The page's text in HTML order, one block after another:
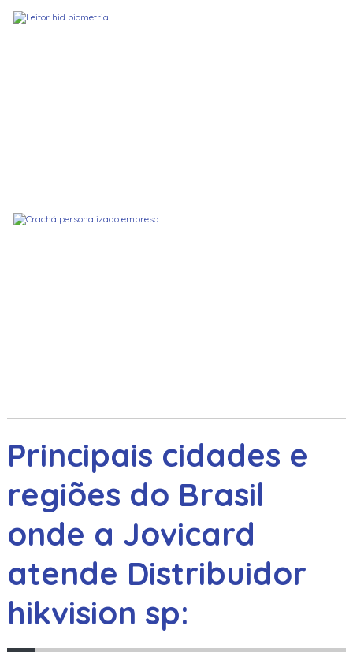
Principais cidades e
regiões do Brasil
onde a Jovicard
atende Distribuidor
hikvision sp: